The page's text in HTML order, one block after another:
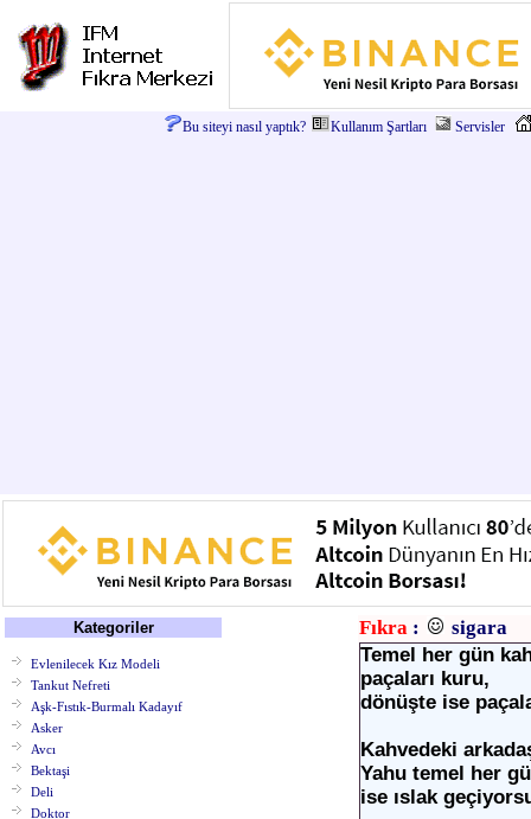
Bu siteyi nasıl yaptık? Kullanım Şartları Servisler
Kategoriler
Evlenilecek Kız Modeli
Tankut Nefreti
Aşk-Fıstık-Burmalı Kadayıf
Asker
Avcı
Bektaşi
Deli
Doktor
Fıkra :
sigara
Temel her gün
paçaları kuru,
dönüşte ise
Kahvedeki
Yahu temel her
ise ıslak